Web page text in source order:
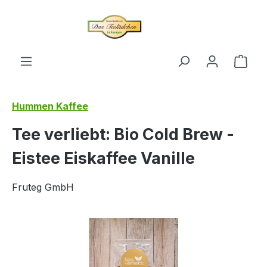
Hummen Kaffee
Tee verliebt: Bio Cold Brew -
Eistee Eiskaffee Vanille
Fruteg GmbH
Bildergalerie überspringen